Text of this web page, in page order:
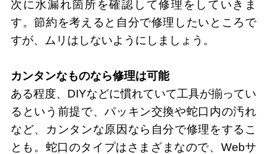
次に水漏れ箇所を確認して修理をしていきま
す。節約を考えると自分で修理したいところで
すが、ムリはしないようにしましょう。
カンタンなものなら修理は可能
ある程度、DIYなどに慣れていて工具が揃ってい
るという前提で、パッキン交換や蛇口内の汚れ
など、カンタンな原因なら自分で修理をするこ
とも。蛇口のタイプはさまざまなので、Webサ